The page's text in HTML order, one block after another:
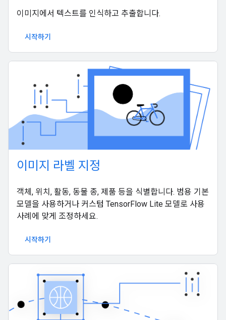
이미지에서 텍스트를 인식하고 추출합니다.
시작하기
이미지 라벨 지정
객체, 위치, 활동, 동물 종, 제품 등을 식별합니다. 범용 기본
모델을 사용하거나 커스텀 TensorFlow Lite 모델로 사용
사례에 맞게 조정하세요.
시작하기